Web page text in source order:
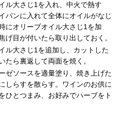
ル大さじ1を入れ、中火で熱す
パンに入れて全体にオイルがなじ
にオリーブオイル大さじ1を加
げ目が付いたら取り出しておく。
ル大さじ1を追加し、カットした
たら裏返して両面を焼く。
ゼソースを適量塗り、焼き上げた
しらすを散らす。ワインのお供に
ひとつまみ、お好みでハーブをト